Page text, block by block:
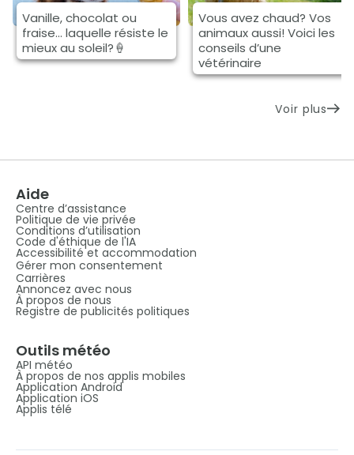
Vanille, chocolat ou
fraise… laquelle résiste le
mieux au soleil?🍦
Vous avez chaud? Vos
animaux aussi! Voici les
conseils d’une
vétérinaire
Voir plus
Aide
Centre d’assistance
Politique de vie privée
Conditions d’utilisation
Code d'éthique de l'IA
Accessibilité et accommodation
Gérer mon consentement
Carrières
Annoncez avec nous
À propos de nous
Registre de publicités politiques
Outils météo
API météo
À propos de nos applis mobiles
Application Android
Application iOS
Applis télé